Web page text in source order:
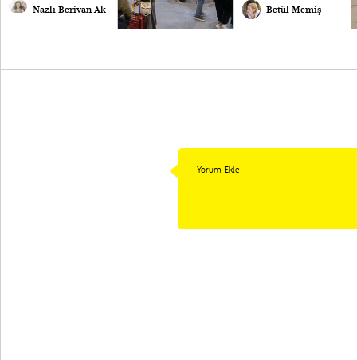
Nazlı Berivan Ak Betül Memiş